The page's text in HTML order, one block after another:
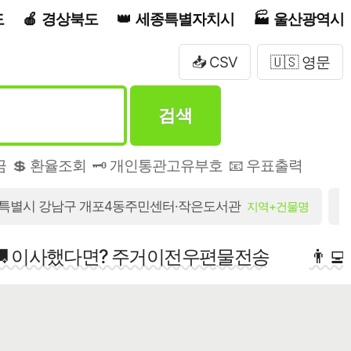
경상북도 세종특별자치시 울산광역시
📥 CSV 🇺🇸 영문
검색
💲 환율조회 🗝️ 개인통관고유부호 📧 우표출력
별시 강남구 개포4동주민센터·작은도서관 지역+건물명
이사했다면? 주거이전우편물전송